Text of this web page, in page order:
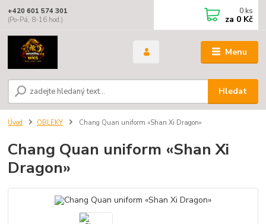
Menu
Hledat
+420 601 574 301
(Po-Pá, 8-16 hod.)
0 ks
za 0 Kč
Úvod OBLEKY Chang Quan uniform «Shan Xi Dragon»
Chang Quan uniform «Shan Xi
Dragon»